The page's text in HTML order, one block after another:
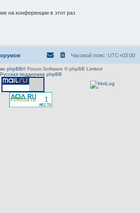
на конференции в этот раз
Часовой пояс: UTC+03:00
phpBB® Forum Software © phpBB Limited
Русская поддержка phpBB